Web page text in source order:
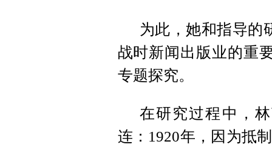
为此，她和指导
战时新闻出版业的重
专题探究。
在研究过程中，
连：1920年，因为抵